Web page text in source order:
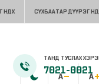
НДХ СҮХБААТАР ДҮҮРЭГ
ТАНД ТУСЛАХ
7021-0021